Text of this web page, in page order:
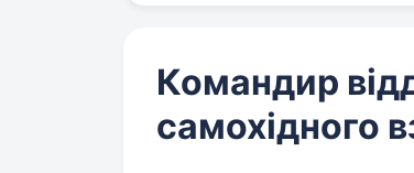
Командир
самохідного